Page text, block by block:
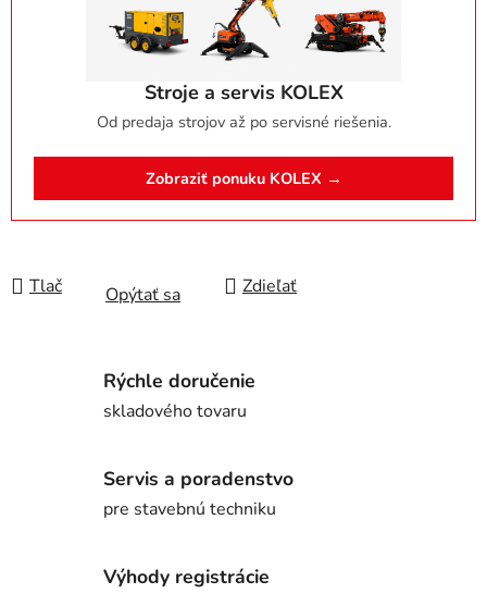
Stroje a servis KOLEX
Od predaja strojov až po servisné riešenia.
Zobraziť ponuku KOLEX →
Tlač Opýtať sa Zdieľať
Rýchle doručenie
skladového tovaru
Servis a poradenstvo
pre stavebnú techniku
Výhody registrácie